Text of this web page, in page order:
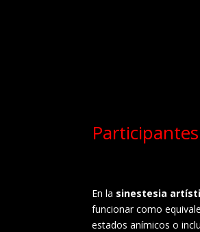
En la sinestesia
funcionar como
estados anímicos o